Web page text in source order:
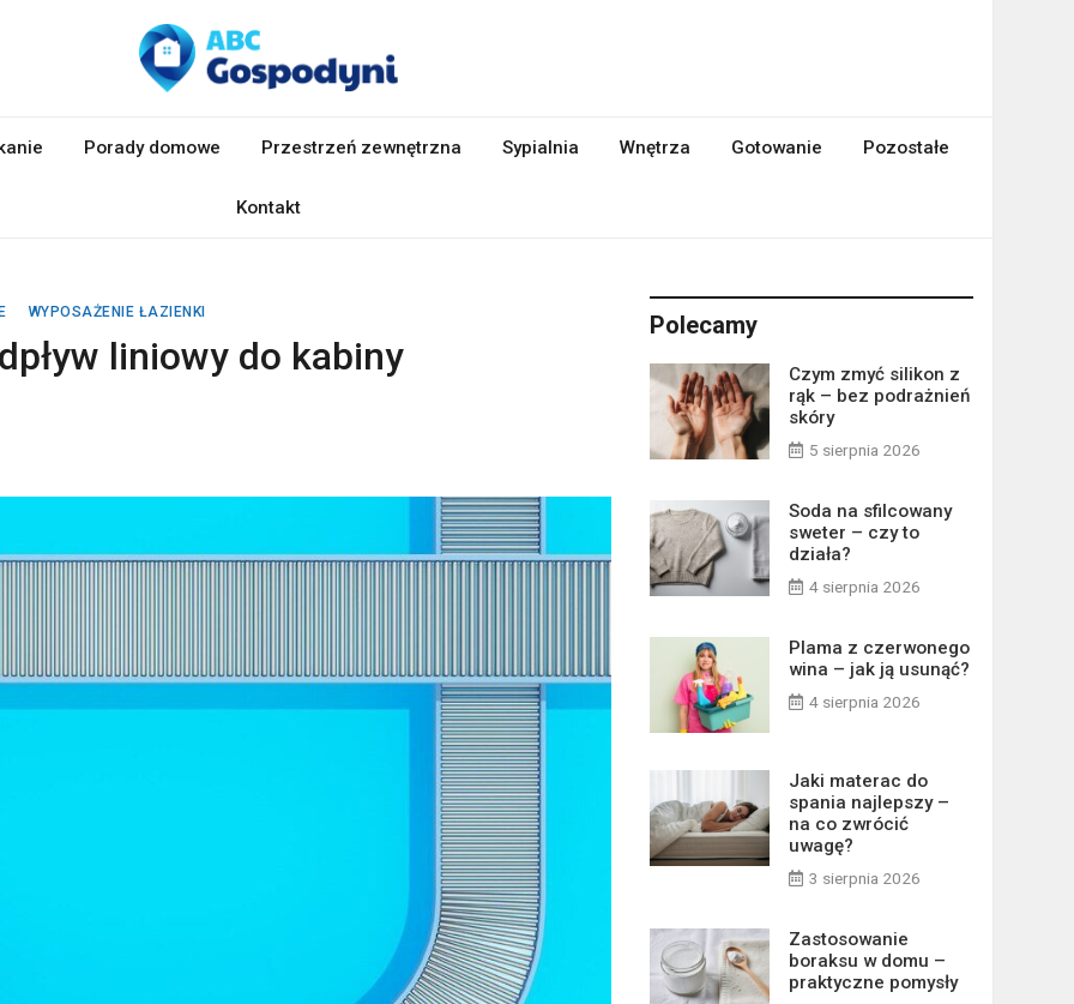
Porady domowe Przestrzeń zewnętrzna Sypialnia Wnętrza Gotowanie Pozostałe
Kontakt
WYPOSAŻENIE ŁAZIENKI
liniowy do kabiny
Polecamy
Czym zmyć silikon z
rąk – bez podrażnień
skóry
5 sierpnia 2026
Soda na sfilcowany
sweter – czy to
działa?
4 sierpnia 2026
Plama z czerwonego
wina – jak ją usunąć?
4 sierpnia 2026
Jaki materac do
spania najlepszy –
na co zwrócić
uwagę?
3 sierpnia 2026
Zastosowanie
boraksu w domu –
praktyczne pomysły